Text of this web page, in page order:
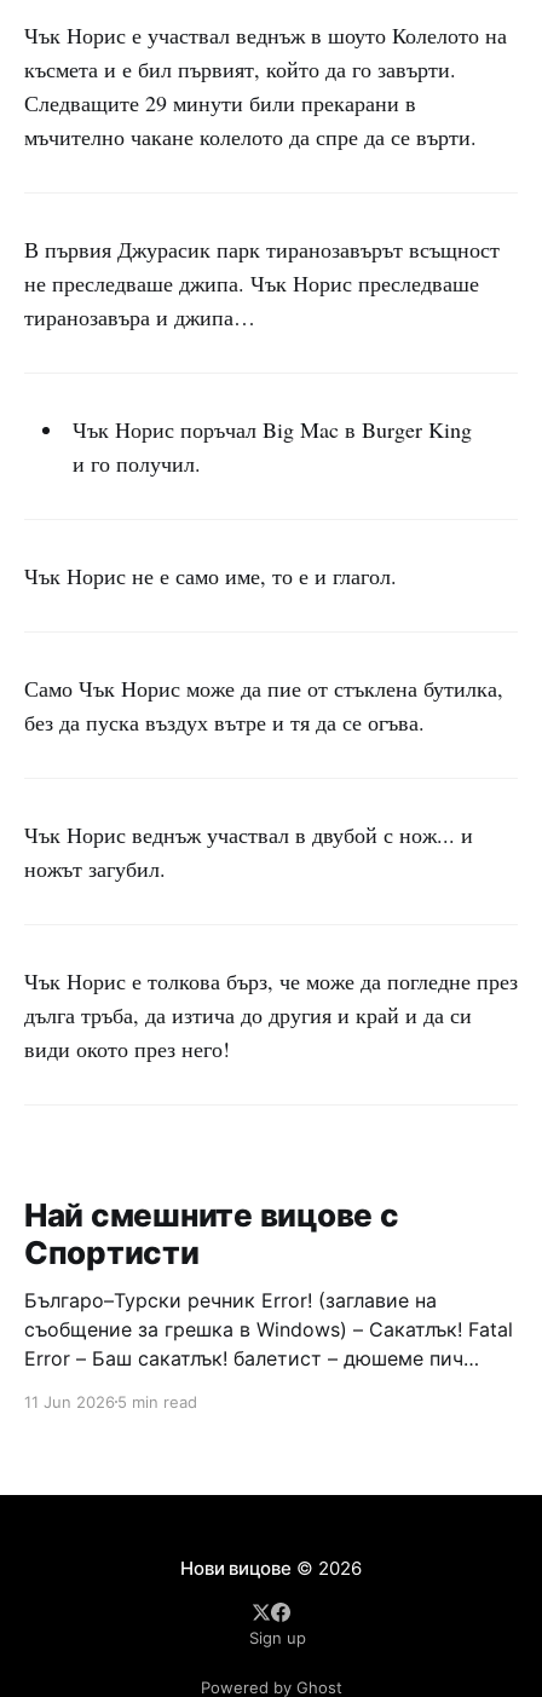
Чък Норис е участвал веднъж в шоуто Колелото на
късмета и е бил първият, който да го завърти.
Следващите 29 минути били прекарани в
мъчително чакане колелото да спре да се върти.
В първия Джурасик парк тиранозавърът всъщност
не преследваше джипа. Чък Норис преследваше
тиранозавъра и джипа…
Чък Норис поръчал Big Mac в Burger King
и го получил.
Чък Норис не е само име, то е и глагол.
Само Чък Норис може да пие от стъклена бутилка,
без да пуска въздух вътре и тя да се огъва.
Чък Норис веднъж участвал в двубой с нож... и
ножът загубил.
Чък Норис е толкова бърз, че може да погледне през
дълга тръба, да изтича до другия и край и да си
види окото през него!
Най смешните вицове с
Спортисти
Българо–Турски речник Error! (заглавие на
съобщение за грешка в Windows) – Сакатлък! Fatal
Error – Баш сакатлък! балетист – дюшеме пич
Война и мир – Патаклама и рахатлък Cancel –
дявола – дур базик шаркан бабана сакатлък Двама
11 Jun 2026 5 min read
Нови вицове © 2026
Sign up
Powered by Ghost